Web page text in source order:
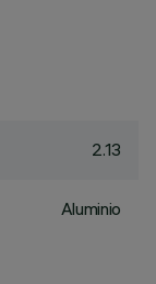
2.13
Aluminio